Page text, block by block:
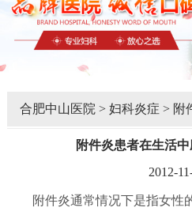
合肥中山医院 > 妇科炎症 > 附
附件炎患者在生活
2012-
附件炎通常情况下是指女性